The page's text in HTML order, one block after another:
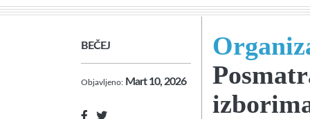
BEČEJ
Objavljeno: Mart 10, 2026